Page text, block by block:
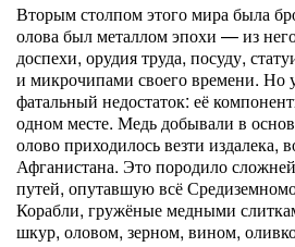
Вторым столпом этого мира была
олова был металлом эпохи — из
доспехи, орудия труда, посуду,
и микрочипами своего времени. Но
фатальный недостаток: её
одном месте. Медь добывали в
олово приходилось везти издалека,
Афганистана. Это породило
путей, опутавшую всё
Корабли, гружёные медными
шкур, оловом, зерном, вином,